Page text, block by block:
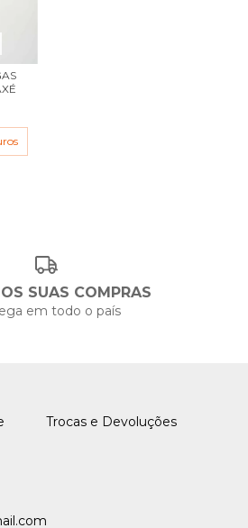
SUAS COMPRAS
em todo o país
Trocas e Devoluções